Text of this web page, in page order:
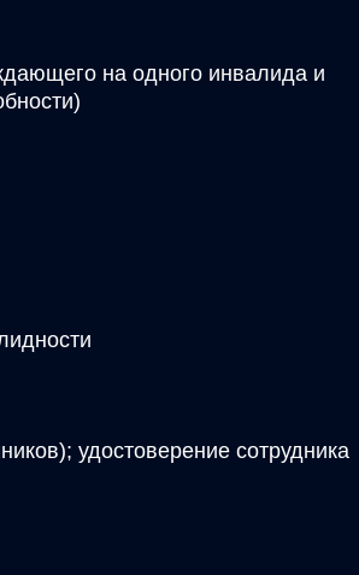
на одного инвалида и
удостоверение сотрудника